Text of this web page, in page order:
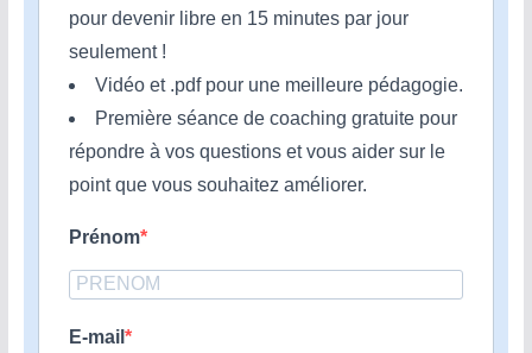
pour devenir libre en 15 minutes par jour
seulement !
Vidéo et .pdf pour une meilleure pédagogie.
Première séance de coaching gratuite pour
répondre à vos questions et vous aider sur le
point que vous souhaitez améliorer.
Prénom
E-mail